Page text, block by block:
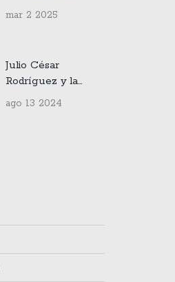
Arsenal tras
mar 2 2025
Julio César
Rodríguez y la
inolvidable anécdota
con Antonio
ago 13 2024